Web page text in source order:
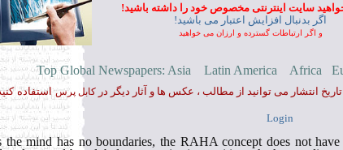
سايت اينترنتی مخصوص خود را داشته باشيد!
اگر بدنبال افزايش اعتبار می باشيد!
و اگر ارتباطات گسترده و ارزان می خواهيد
Top Global Newspapers: Asia Latin America Africa
انتشار می توانيد از مطالب ، عکس ها و آثار ديگر درکابل پرساستفاده
Login
the mind has no boundaries, the RAHA concept does not